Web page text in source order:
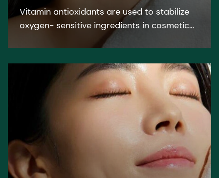
Vitamin antioxidants are used to stabilize
oxygen- sensitive ingredients in cosmetic
formulations. Mixed Tocopherols 95
against oxidation.